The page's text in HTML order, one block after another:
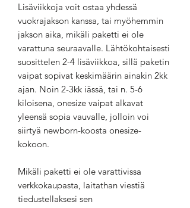
Lisäviikkoja voit ostaa yhdessä
vuokrajakson kanssa, tai myöhemmin
jakson aika, mikäli paketti ei ole
varattuna seuraavalle. Lähtökohtaisesti
suosittelen 2-4 lisäviikkoa, sillä paketin
vaipat sopivat keskimäärin ainakin 2kk
ajan. Noin 2-3kk iässä, tai n. 5-6
kiloisena, onesize vaipat alkavat
yleensä sopia vauvalle, jolloin voi
siirtyä newborn-koosta onesize-
kokoon.
Mikäli paketti ei ole varattivissa
verkkokaupasta, laitathan viestiä
tiedustellaksesi sen